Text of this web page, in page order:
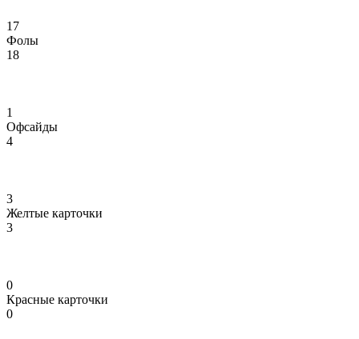
17
Фолы
18
1
Офсайды
4
3
Желтые карточки
3
0
Красные карточки
0